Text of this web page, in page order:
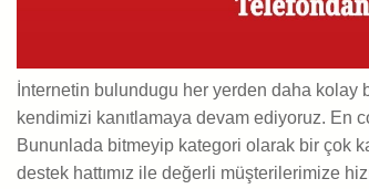
İnternetin bulundugu her yerden daha
kendimizi kanıtlamaya devam ediyoruz. En
Bununlada bitmeyip kategori olarak bir çok
destek hattımız ile değerli müşterilerimize